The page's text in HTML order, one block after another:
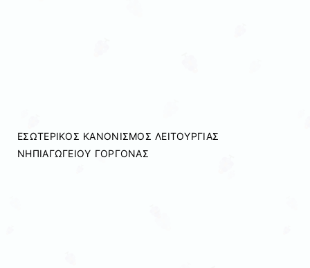
ΕΣΩΤΕΡΙΚΟΣ ΚΑΝΟΝΙΣΜΟΣ ΛΕΙΤΟΥΡΓΙΑΣ
ΝΗΠΙΑΓΩΓΕΙΟΥ ΓΟΡΓΟΝΑΣ